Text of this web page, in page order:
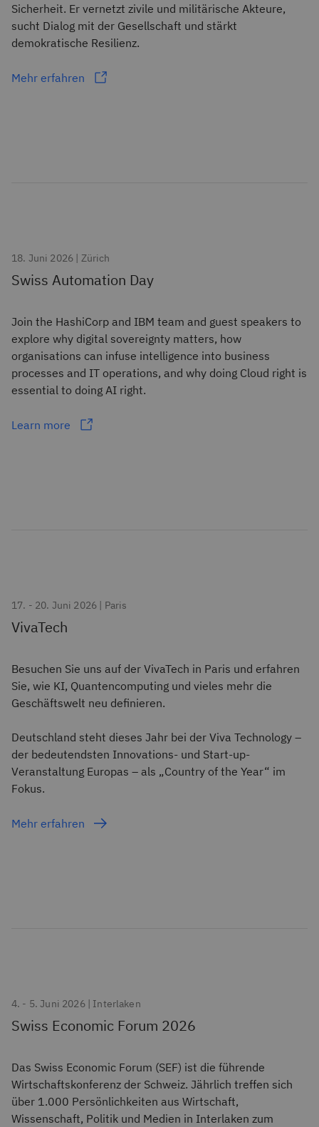
Sicherheit. Er vernetzt zivile und militärische Akteure,
sucht Dialog mit der Gesellschaft und stärkt
demokratische Resilienz.
Mehr erfahren
18. Juni 2026 | Zürich
Swiss Automation Day
Join the HashiCorp and IBM team and guest speakers to
explore why digital sovereignty matters, how
organisations can infuse intelligence into business
processes and IT operations, and why doing Cloud right is
essential to doing AI right.
Learn more
17. - 20. Juni 2026 | Paris
VivaTech
Besuchen Sie uns auf der VivaTech in Paris und erfahren
Sie, wie KI, Quantencomputing und vieles mehr die
Geschäftswelt neu definieren.
Deutschland steht dieses Jahr bei der Viva Technology –
der bedeutendsten Innovations- und Start-up-
Veranstaltung Europas – als „Country of the Year“ im
Fokus.
Mehr erfahren
4. - 5. Juni 2026 | Interlaken
Swiss Economic Forum 2026
Das Swiss Economic Forum (SEF) ist die führende
Wirtschaftskonferenz der Schweiz. Jährlich treffen sich
über 1.000 Persönlichkeiten aus Wirtschaft,
Wissenschaft, Politik und Medien in Interlaken zum